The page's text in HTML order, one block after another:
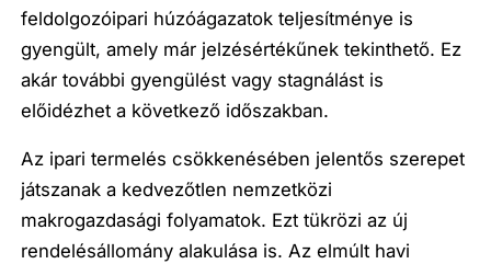
feldolgozóipari húzóágazatok teljesítménye is
gyengült, amely már jelzésértékűnek tekinthető. Ez
akár további gyengülést vagy stagnálást is
előidézhet a következő időszakban.
Az ipari termelés csökkenésében jelentős szerepet
játszanak a kedvezőtlen nemzetközi
makrogazdasági folyamatok. Ezt tükrözi az új
rendelésállomány alakulása is. Az elmúlt havi